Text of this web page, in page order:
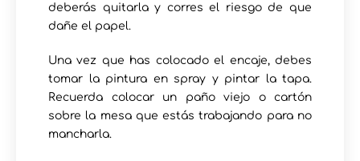
deberás quitarla y corres el riesgo de que
dañe el papel.
Una vez que has colocado el encaje, debes
tomar la pintura en spray y pintar la tapa.
Recuerda colocar un paño viejo o cartón
sobre la mesa que estás trabajando para no
mancharla.